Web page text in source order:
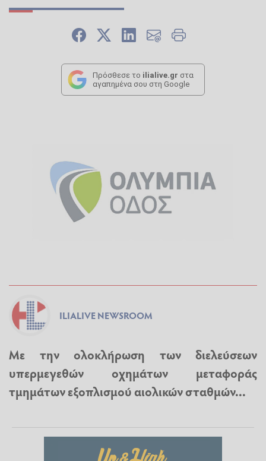
Πρόσθεσε το ilialive.gr στα
αγαπημένα σου στη Google
ILIALIVE NEWSROOM
Με την ολοκλήρωση των διελεύσεων
υπερμεγεθών οχημάτων μεταφοράς
τμημάτων εξοπλισμού αιολικών σταθμών...